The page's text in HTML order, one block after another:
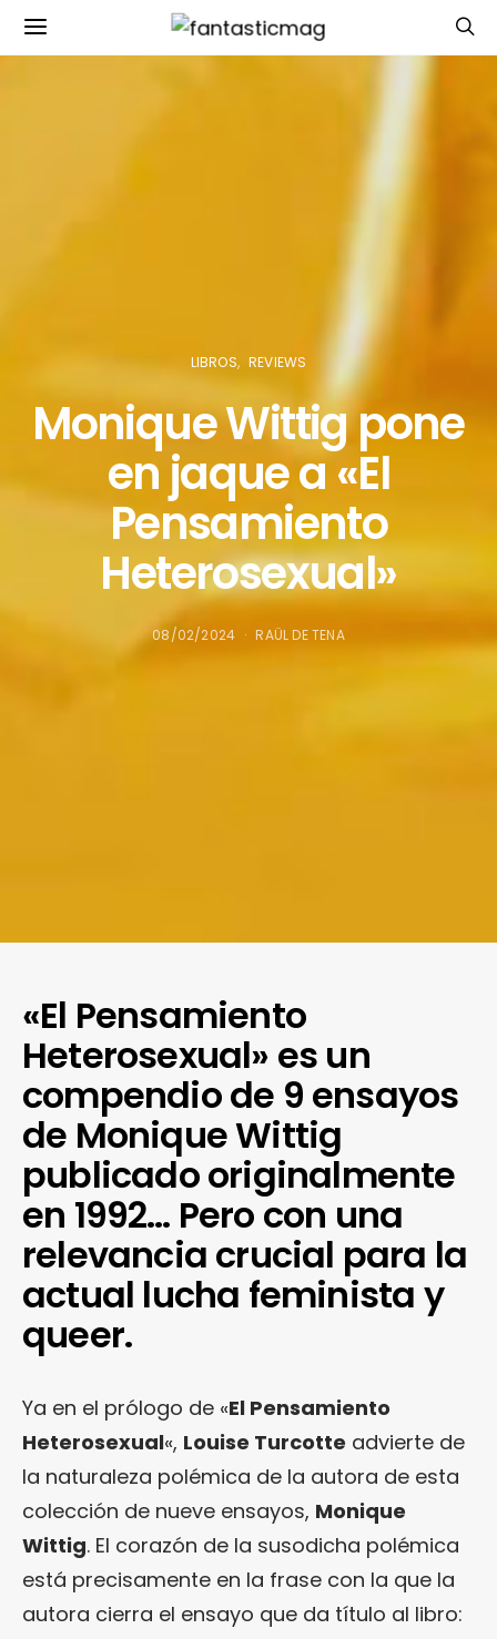
LIBROS REVIEWS
Monique Wittig pone
en jaque a «El
Pensamiento
Heterosexual»
08/02/2024 RAÜL DE TENA
«El Pensamiento
Heterosexual» es un
compendio de 9 ensayos
de Monique Wittig
publicado originalmente
en 1992… Pero con una
relevancia crucial para la
actual lucha feminista y
queer.
Ya en el prólogo de «El Pensamiento
Heterosexual«, Louise Turcotte advierte de
la naturaleza polémica de la autora de esta
colección de nueve ensayos, Monique
Wittig. El corazón de la susodicha polémica
está precisamente en la frase con la que la
autora cierra el ensayo que da título al libro: